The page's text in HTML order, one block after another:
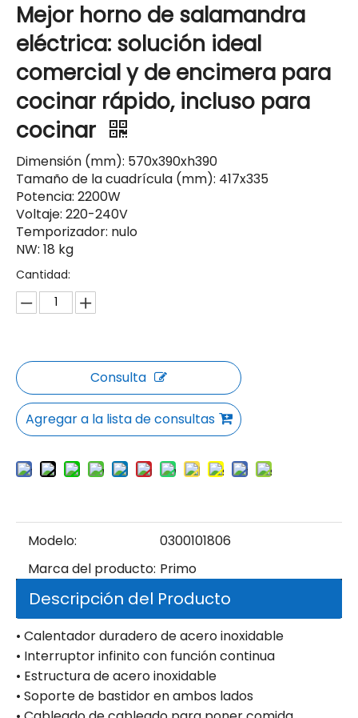
Mejor horno de salamandra
eléctrica: solución ideal
comercial y de encimera para
cocinar rápido, incluso para
cocinar
Dimensión (mm): 570x390xh390
Tamaño de la cuadrícula (mm): 417x335
Potencia: 2200W
Voltaje: 220-240V
Temporizador: nulo
NW: 18 kg
Cantidad:
Consulta
Agregar a la lista de consultas
Modelo:
0300101806
Marca del producto: Primo
Descripción del Producto
• Calentador duradero de acero inoxidable
• Interruptor infinito con función continua
• Estructura de acero inoxidable
• Soporte de bastidor en ambos lados